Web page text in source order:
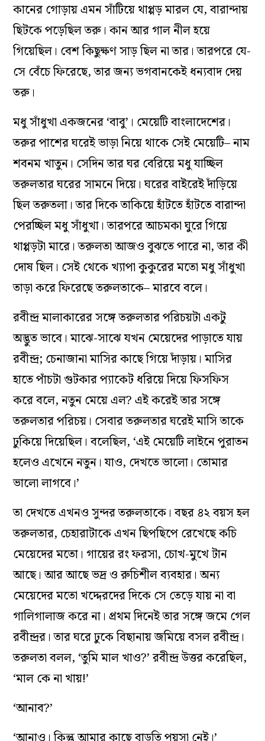
কানের গোড়ায় এমন সাঁটিয়ে থাপ্পড় মারল যে, বারান্দায়
ছিটকে পড়েছিল তরু। কান আর গাল নীল হয়ে
গিয়েছিল। বেশ কিছুক্ষণ সাড় ছিল না তার। তারপরে যে-
সে বেঁচে ফিরেছে, তার জন্য ভগবানকেই ধন্যবাদ দেয়
তরু।
মধু সাঁধুখা একজনের ‘বাবু’। মেয়েটি বাংলাদেশের।
তরুর পাশের ঘরেই ভাড়া নিয়ে থাকে সেই মেয়েটি– নাম
শবনম খাতুন। সেদিন তার ঘর বেরিয়ে মধু যাচ্ছিল
তরুলতার ঘরের সামনে দিয়ে। ঘরের বাইরেই দাঁড়িয়ে
ছিল তরুতলা। তার দিকে তাকিয়ে হাঁটতে হাঁটতে বারান্দা
পেরচ্ছিল মধু সাঁধুখা। তারপরে আচমকা ঘুরে গিয়ে
থাপ্পড়টা মারে। তরুলতা আজও বুঝতে পারে না, তার কী
দোষ ছিল। সেই থেকে খ্যাপা কুকুরের মতো মধু সাঁধুখা
তাড়া করে ফিরেছে তরুলতাকে– মারবে বলে।
রবীন্দ্র মালাকারের সঙ্গে তরুলতার পরিচয়টা একটু
অদ্ভুত ভাবে। মাঝে-সাঝে যখন মেয়েদের পাড়াতে যায়
রবীন্দ্র; চেনাজানা মাসির কাছে গিয়ে দাঁড়ায়। মাসির
হাতে পাঁচটা গুটকার প্যাকেট ধরিয়ে দিয়ে ফিসফিস
করে বলে, নতুন মেয়ে এল? এই করেই তার সঙ্গে
তরুলতার পরিচয়। সেবার তরুলতার ঘরেই মাসি তাকে
ঢুকিয়ে দিয়েছিল। বলেছিল, ‘এই মেয়েটি লাইনে পুরাতন
হলেও এখেনে নতুন। যাও, দেখতে ভালো। তোমার
ভালো লাগবে।’
তা দেখতে এখনও সুন্দর তরুলতাকে। বছর ৪২ বয়স হল
তরুলতার, চেহারাটাকে এখন ছিপছিপে রেখেছে কচি
মেয়েদের মতো। গায়ের রং ফরসা, চোখ-মুখে টান
আছে। আর আছে ভদ্র ও রুচিশীল ব্যবহার। অন্য
মেয়েদের মতো খদ্দেরদের দিকে সে তেড়ে যায় না বা
গালিগালাজ করে না। প্রথম দিনেই তার সঙ্গে জমে গেল
রবীন্দ্রর। তার ঘরে ঢুকে বিছানায় জমিয়ে বসল রবীন্দ্র।
তরুলতা বলল, ‘তুমি মাল খাও?’ রবীন্দ্র উত্তর করেছিল,
‘মাল কে না খায়!’
‘আনাব?’